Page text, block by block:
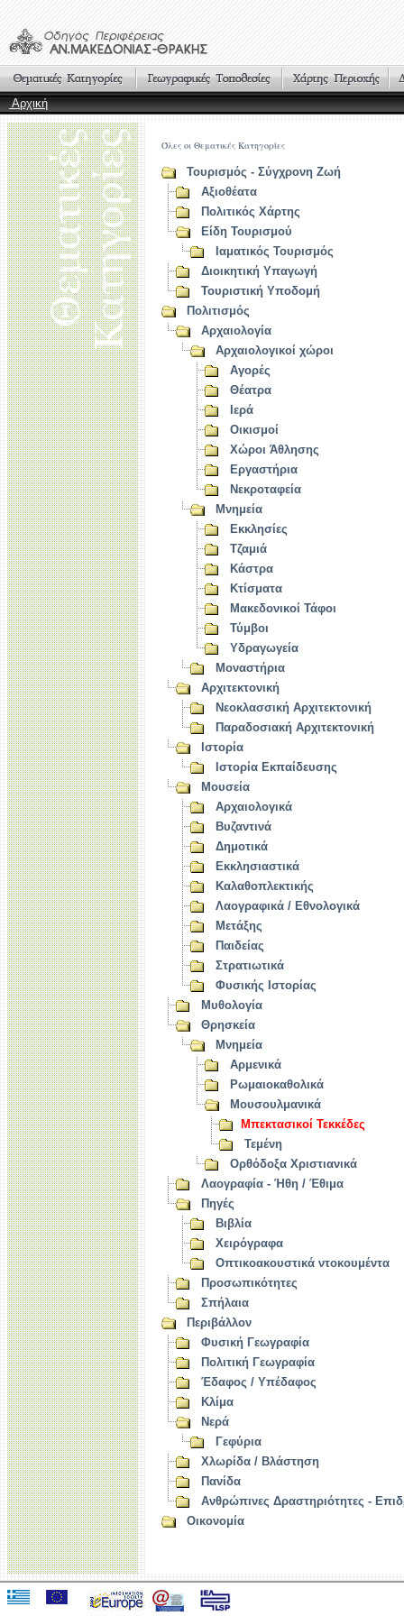
Αρχική
Όλες οι Θεματικές Κατηγορίες
Τουρισμός - Σύγχρονη Ζωή
Αξιοθέατα
Πολιτικός Χάρτης
Είδη Τουρισμού
Ιαματικός Τουρισμός
Διοικητική Υπαγωγή
Τουριστική Υποδομή
Πολιτισμός
Αρχαιολογία
Αρχαιολογικοί χώροι
Αγορές
Θέατρα
Ιερά
Οικισμοί
Χώροι Άθλησης
Εργαστήρια
Νεκροταφεία
Μνημεία
Εκκλησίες
Τζαμιά
Κάστρα
Κτίσματα
Μακεδονικοί Τάφοι
Τύμβοι
Υδραγωγεία
Μοναστήρια
Αρχιτεκτονική
Νεοκλασσική Αρχιτεκτονική
Παραδοσιακή Αρχιτεκτονική
Ιστορία
Ιστορία Εκπαίδευσης
Μουσεία
Αρχαιολογικά
Βυζαντινά
Δημοτικά
Εκκλησιαστικά
Καλαθοπλεκτικής
Λαογραφικά / Εθνολογικά
Μετάξης
Παιδείας
Στρατιωτικά
Φυσικής Ιστορίας
Μυθολογία
Θρησκεία
Μνημεία
Αρμενικά
Ρωμαιοκαθολικά
Μουσουλμανικά
Μπεκτασικοί Τεκκέδες
Τεμένη
Ορθόδοξα Χριστιανικά
Λαογραφία - Ήθη / Έθιμα
Πηγές
Βιβλία
Χειρόγραφα
Οπτικοακουστικά ντοκουμέντα
Προσωπικότητες
Σπήλαια
Περιβάλλον
Φυσική Γεωγραφία
Πολιτική Γεωγραφία
Έδαφος / Υπέδαφος
Κλίμα
Νερά
Γεφύρια
Χλωρίδα / Βλάστηση
Πανίδα
Ανθρώπινες Δραστηριότητες -
Οικονομία